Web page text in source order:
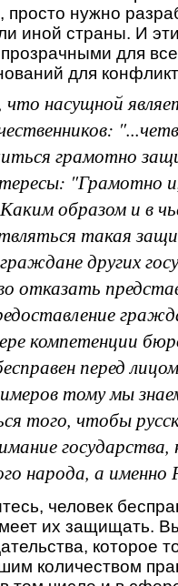
просто нужно
иной страны. И
для
для
насущной
грамотно
"Грамотно
образом и в
такая
других
компетенции
перед
тому мы
того, чтобы
государства,
народа, а именно
человек
их защищать.
которое
количеством